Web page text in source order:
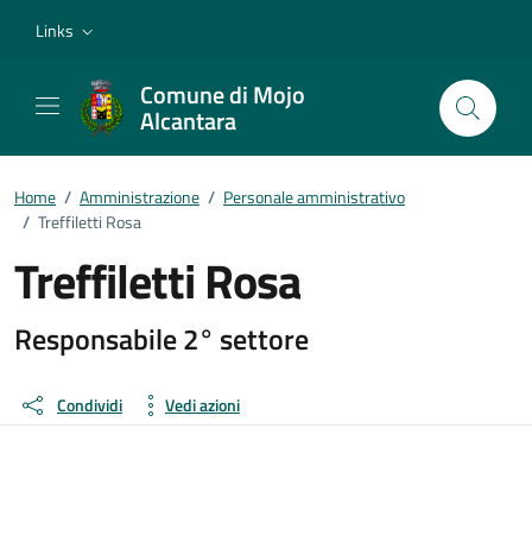
Links
Comune di Mojo
Alcantara
Home / Amministrazione / Personale amministrativo
/ Treffiletti Rosa
Treffiletti Rosa
Dettagli della persona
Responsabile 2° settore
Condividi Vedi azioni